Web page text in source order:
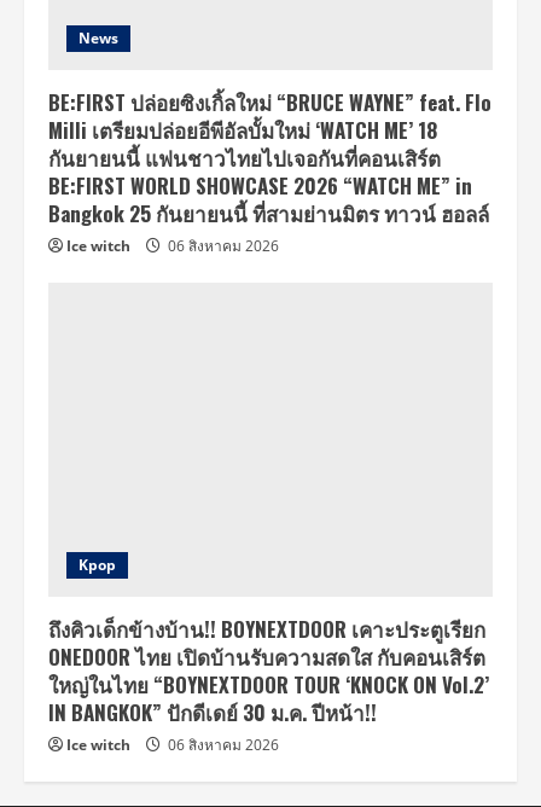
News
BE:FIRST ปล่อยซิงเกิ้ลใหม่ “BRUCE WAYNE” feat. Flo
Milli เตรียมปล่อยอีพีอัลบั้มใหม่ ‘WATCH ME’ 18
กันยายนนี้ แฟนชาวไทยไปเจอกันที่คอนเสิร์ต
BE:FIRST WORLD SHOWCASE 2026 “WATCH ME” in
Bangkok 25 กันยายนนี้ ที่สามย่านมิตร ทาวน์ ฮอลล์
Ice witch 06 สิงหาคม 2026
Kpop
ถึงคิวเด็กข้างบ้าน!! BOYNEXTDOOR เคาะประตูเรียก
ONEDOOR ไทย เปิดบ้านรับความสดใส กับคอนเสิร์ต
ใหญ่ในไทย “BOYNEXTDOOR TOUR ‘KNOCK ON Vol.2’
IN BANGKOK” ปักดีเดย์ 30 ม.ค. ปีหน้า!!
Ice witch 06 สิงหาคม 2026